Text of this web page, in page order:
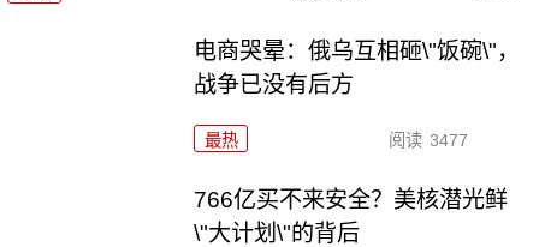
电商哭晕：俄乌互相砸\"饭碗\"，
战争已没有后方
最热 阅读 3477
766亿买不来安全？美核潜光鲜
\"大计划\"的背后